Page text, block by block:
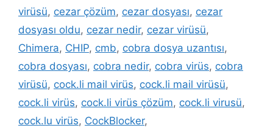
virüsü, cezar çözüm, cezar dosyası, cezar
dosyası oldu, cezar nedir, cezar virüsü,
Chimera, CHIP, cmb, cobra dosya uzantısı,
cobra dosyası, cobra nedir, cobra virüs, cobra
virüsü, cock.li mail virüs, cock.li mail virüsü,
cock.li virüs, cock.li virüs çözüm, cock.li virusü,
cock.lu virüs, CockBlocker,